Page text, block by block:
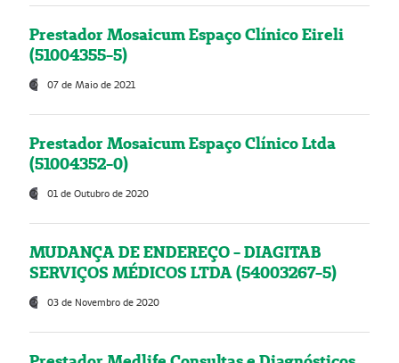
Prestador Mosaicum Espaço Clínico Eireli
(51004355-5)
07 de Maio de 2021
Prestador Mosaicum Espaço Clínico Ltda
(51004352-0)
01 de Outubro de 2020
MUDANÇA DE ENDEREÇO - DIAGITAB
SERVIÇOS MÉDICOS LTDA (54003267-5)
03 de Novembro de 2020